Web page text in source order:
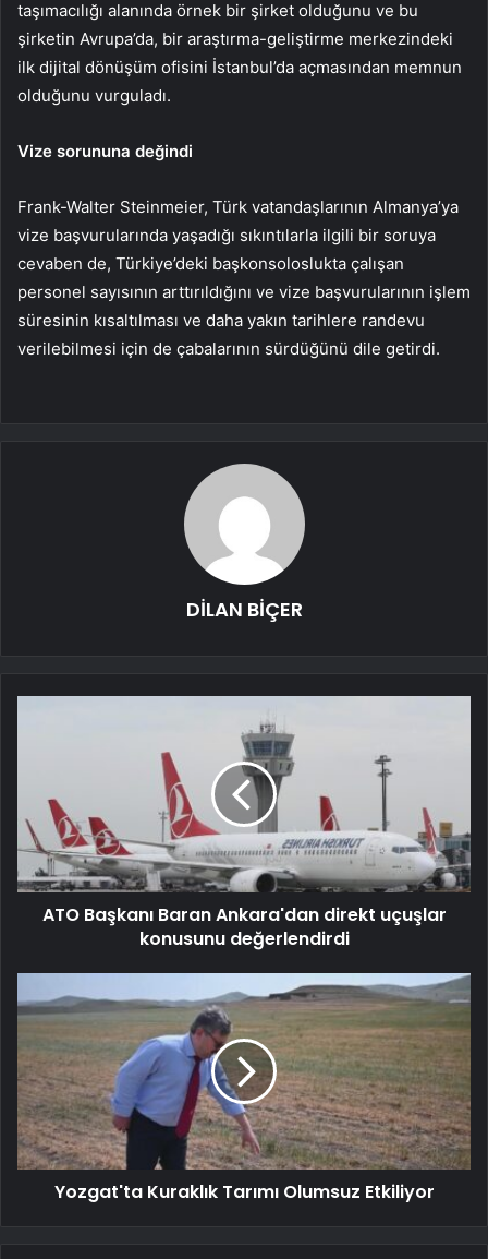
taşımacılığı alanında örnek bir şirket olduğunu ve bu
şirketin Avrupa’da, bir araştırma-geliştirme merkezindeki
ilk dijital dönüşüm ofisini İstanbul’da açmasından memnun
olduğunu vurguladı.
Vize sorununa değindi
Frank-Walter Steinmeier, Türk vatandaşlarının Almanya’ya
vize başvurularında yaşadığı sıkıntılarla ilgili bir soruya
cevaben de, Türkiye’deki başkonsoloslukta çalışan
personel sayısının arttırıldığını ve vize başvurularının işlem
süresinin kısaltılması ve daha yakın tarihlere randevu
verilebilmesi için de çabalarının sürdüğünü dile getirdi.
DİLAN BİÇER
ATO Başkanı Baran Ankara'dan direkt uçuşlar
konusunu değerlendirdi
Yozgat'ta Kuraklık Tarımı Olumsuz Etkiliyor